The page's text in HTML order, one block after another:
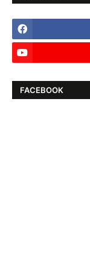
FACEBOOK